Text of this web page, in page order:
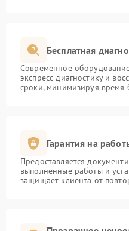
Бесплатная
Современное
экспресс-диагностику и
сроки, минимизируя время
Гарантия на
Предоставляется
выполненные работы и
защищает клиента от